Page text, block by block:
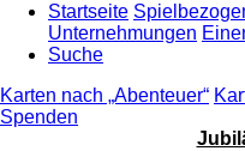
Startseite
Unternehmungen
Suche
Karten nach „Abenteuer“
Spenden